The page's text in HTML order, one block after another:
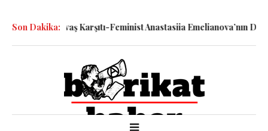
Son Dakika:
Savaş Karşıtı-Feminist Anastasiia Emelianova’nın